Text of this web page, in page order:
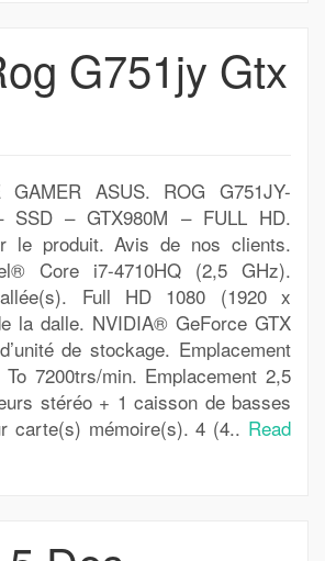
G751jy Gtx
GAMER ASUS. ROG G751JY-
– GTX980M – FULL HD.
le produit. Avis de nos clients.
Core i7-4710HQ (2,5 GHz).
Full HD 1080 (1920 x
la dalle. NVIDIA® GeForce GTX
de stockage. Emplacement
7200trs/min. Emplacement 2,5
stéréo + 1 caisson de basses
carte(s) mémoire(s). 4 (4.. Read